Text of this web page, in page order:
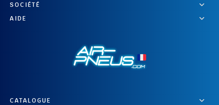
SOCIÉTÉ
AIDE
CATALOGUE